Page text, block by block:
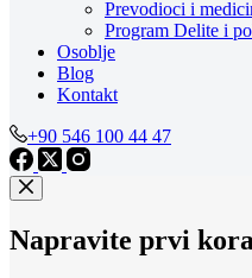
Prevodioci i
Program Delite i
Osoblje
Blog
Kontakt
+90 546 100 44 47
Napravite prvi